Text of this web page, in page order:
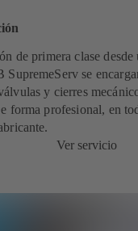
de primera clase
SupremeServ se
y cierres
forma profesional, en
Ver servicio